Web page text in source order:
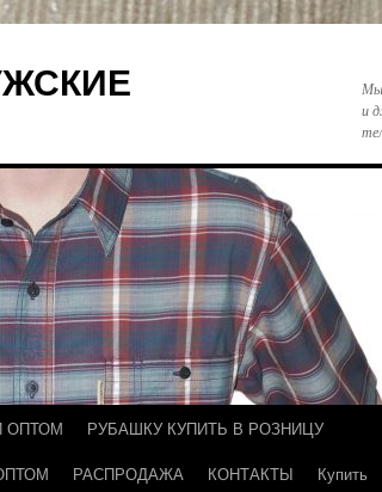
Мы
и
ОПТОМ
РУБАШКУ КУПИТЬ В РОЗНИЦУ
РАСПРОДАЖА КОНТАКТЫ Купить